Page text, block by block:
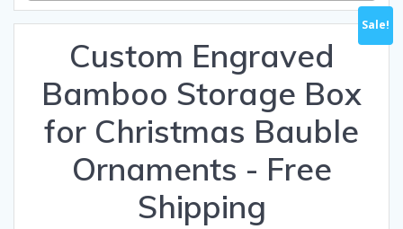
Custom Engraved
Bamboo Storage Box
for Christmas Bauble
Ornaments - Free
Shipping
Sale!